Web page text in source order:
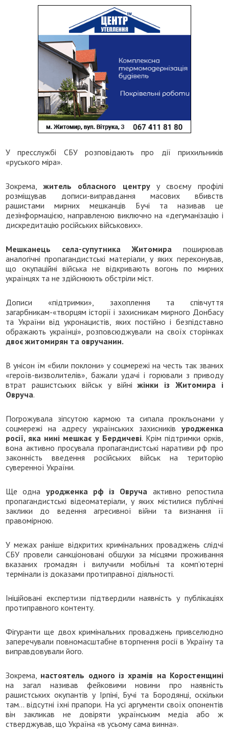
У пресслужбі СБУ розповідають про дії прихильників
«руського міра».
Зокрема,житель обласного центруу своєму профілі
розміщував дописи-виправдання масових вбивств
рашистами мирних мешканців Бучі та називав це
дезінформацією, направленою виключно на «дегуманізацію і
дискредитацію російських військових».
Мешканець села-супутника Житомира поширював
аналогічні пропагандистські матеріали, у яких переконував,
що окупаційні війська не відкривають вогонь по мирних
українцях та не здійснюють обстріли міст.
Дописи «підтримки», захоплення та співчуття
загарбникам-«творцям історії і захисникам мирного Донбасу
та України від укронацистів, яких постійно і безпідставно
ображають українці», розповсюджували на своїх сторінках
двоє житомирян та овручанин.
В унісон їм «били поклони» у соцмережі на честь так званих
«героїв-визволителів», бажали удачі і горювали з приводу
втрат рашистських військ у війніжінки із Житомира і
Овруча.
Погрожувала зіпсутою кармою та сипала прокльонами у
соцмережі на адресу українських захисників уродженка
росії, яка нині мешкає у Бердичеві. Крім підтримки орків,
вона активно просувала пропагандистські наративи рф про
законність введення російських військ на територію
суверенної України.
Ще одна уродженка рф із Овруча активно репостила
пропагандистські відеоматеріали, у яких містилися публічні
заклики до ведення агресивної війни та визнання її
правомірною.
У межах раніше відкритих кримінальних проваджень слідчі
СБУ провели санкціоновані обшуки за місцями проживання
вказаних громадян і вилучили мобільні та комп’ютерні
термінали із доказами протиправної діяльності.
Ініційовані експертизи підтвердили наявність у публікаціях
протиправного контенту.
Фігуранти ще двох кримінальних проваджень привселюдно
заперечували повномасштабне вторгнення росії в Україну та
виправдовували його.
Зокрема, настоятель одного із храмів на Коростенщині
на загал називав фейковими новини про наявність
рашистських окупантів у Ірпіні, Бучі та Бородянці, оскільки
там… відсутні їхні прапори. На усі аргументи своїх опонентів
він закликав не довіряти українським медіа або ж
стверджував, що Україна «в усьому сама винна».